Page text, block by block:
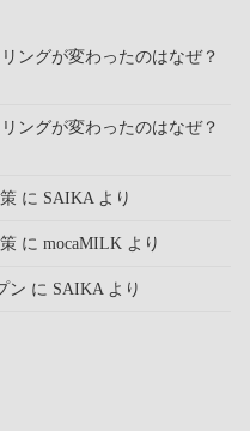
グが変わったのはなぜ？
グが変わったのはなぜ？
に SAIKA より
に mocaMILK より
ン に SAIKA より